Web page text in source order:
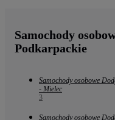
Samochody
Podkarpackie
Samochody osobowe
- Mielec
3
Samochody osobowe